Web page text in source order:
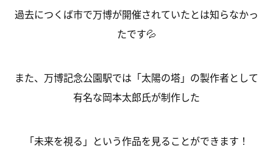
過去につくば市で万博が開催されていたとは知らなかっ
たです💦
また、万博記念公園駅では「太陽の塔」の製作者として
有名な岡本太郎氏が制作した
「未来を視る」という作品を見ることができます！